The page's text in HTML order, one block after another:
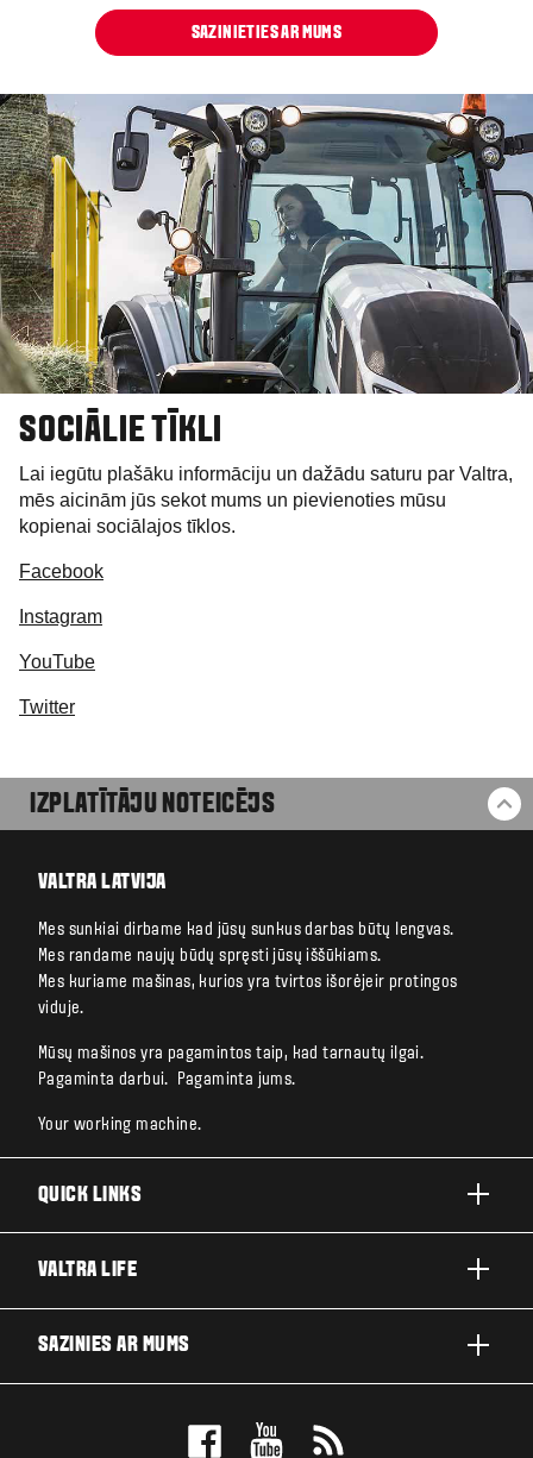
SAZINIETIES AR MUMS
SOCIĀLIE TĪKLI
Lai iegūtu plašāku informāciju un dažādu saturu par Valtra,
mēs aicinām jūs sekot mums un pievienoties mūsu
kopienai sociālajos tīklos.
Facebook
Instagram
YouTube
Twitter
IZPLATĪTĀJU NOTEICĒJS
VALTRA LATVIJA
Mes sunkiai dirbame kad jūsų sunkus darbas būtų lengvas.
Mes randame naujų būdų spręsti jūsų iššūkiams.
Mes kuriame mašinas, kurios yra tvirtos išorėjeir protingos
viduje.
Mūsų mašinos yra pagamintos taip, kad tarnautų ilgai.
Pagaminta darbui. Pagaminta jums.
Your working machine.
QUICK LINKS
N SĒRIJA
VALTRA LIFE
SAZINIES AR MUMS